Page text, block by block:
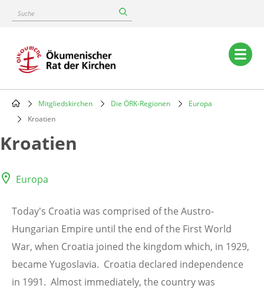
content
Suche
Main
navigation
Breadcrumb
Mitgliedskirchen Die ÖRK-Regionen
Europa
Kroatien
Kroatien
Europa
Today's Croatia was comprised of the Austro-
Hungarian Empire until the end of the First World
War, when Croatia joined the kingdom which, in 1929,
became Yugoslavia. Croatia declared independence
in 1991. Almost immediately, the country was